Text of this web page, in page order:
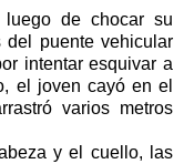
de chocar su
del puente vehicular
intentar esquivar a
el joven cayó en el
varios metros
y el cuello, las